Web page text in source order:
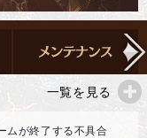
一覧を見る
ムが終了する不具合